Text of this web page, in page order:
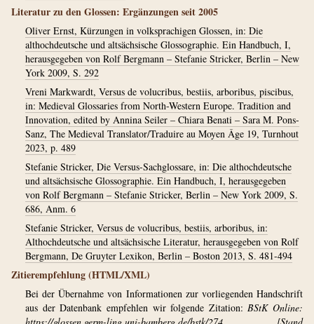
Literatur zu den Glossen: Ergänzungen seit 2005
Oliver Ernst, Kürzungen in volksprachigen Glossen, in: Die
althochdeutsche und altsächsische Glossographie. Ein Handbuch, I,
herausgegeben von Rolf Bergmann – Stefanie Stricker, Berlin – New
York 2009, S. 292
Vreni Markwardt, Versus de volucribus, bestiis, arboribus, piscibus,
in: Medieval Glossaries from North-Western Europe. Tradition and
Innovation, edited by Annina Seiler – Chiara Benati – Sara M. Pons-
Sanz, The Medieval Translator/Traduire au Moyen Âge 19, Turnhout
2023, p. 489
Stefanie Stricker, Die Versus-Sachglossare, in: Die althochdeutsche
und altsächsische Glossographie. Ein Handbuch, I, herausgegeben
von Rolf Bergmann – Stefanie Stricker, Berlin – New York 2009, S.
686, Anm. 6
Stefanie Stricker, Versus de volucribus, bestiis, arboribus, in:
Althochdeutsche und altsächsische Literatur, herausgegeben von Rolf
Bergmann, De Gruyter Lexikon, Berlin – Boston 2013, S. 481-494
Zitierempfehlung (HTML/XML)
Bei der Übernahme von Informationen zur vorliegenden Handschrift
aus der Datenbank empfehlen wir folgende Zitation:BStK Online: